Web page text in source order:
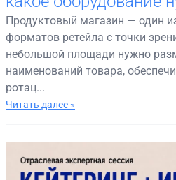
Продуктовый магазин — один
форматов ретейла с точки
небольшой площади нужно
наименований товара,
ротац...
Читать далее »